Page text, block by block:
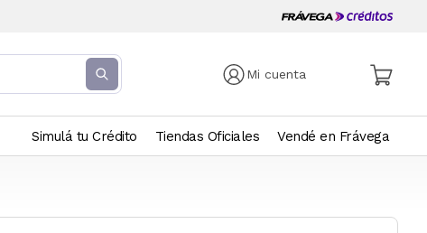
Mi cuenta
Simulá tu Crédito Tiendas Oficiales Vendé en Frávega